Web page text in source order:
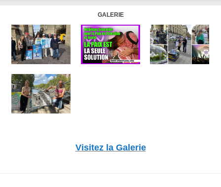
GALERIE
Visitez la Galerie